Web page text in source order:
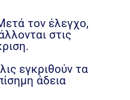
τον έλεγχο,
στις
εγκριθούν τα
άδεια